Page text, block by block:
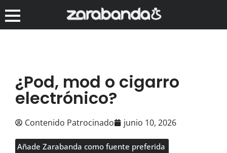
¿Pod, mod o cigarro
electrónico?
Contenido Patrocinado junio 10, 2026
Añade Zarabanda como fuente preferida